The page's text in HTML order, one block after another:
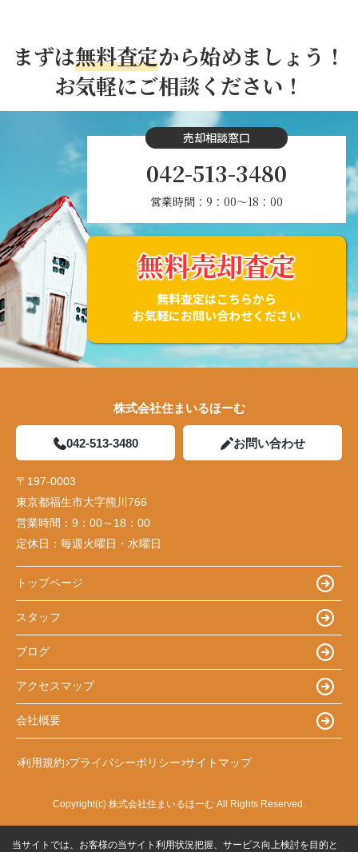
まずは無料査定から始めましょう！
お気軽にご相談ください！
売却相談窓口
042-513-3480
営業時間：9：00～18：00
無料売却査定
無料査定はこちらから
お気軽にお問い合わせください
株式会社住まいるほーむ
042-513-3480 お問い合わせ
〒197-0003
東京都福生市大字熊川766
営業時間： 9：00～18：00
定休日： 毎週火曜日・水曜日
トップページ
スタッフ
ブログ
アクセスマップ
会社概要
利用規約 プライバシーポリシー サイトマップ
Copyright(c) 株式会社住まいるほーむ All Rights Reserved.
当サイトでは、お客様の当サイト利用状況把握、サービス向上検討を目的と